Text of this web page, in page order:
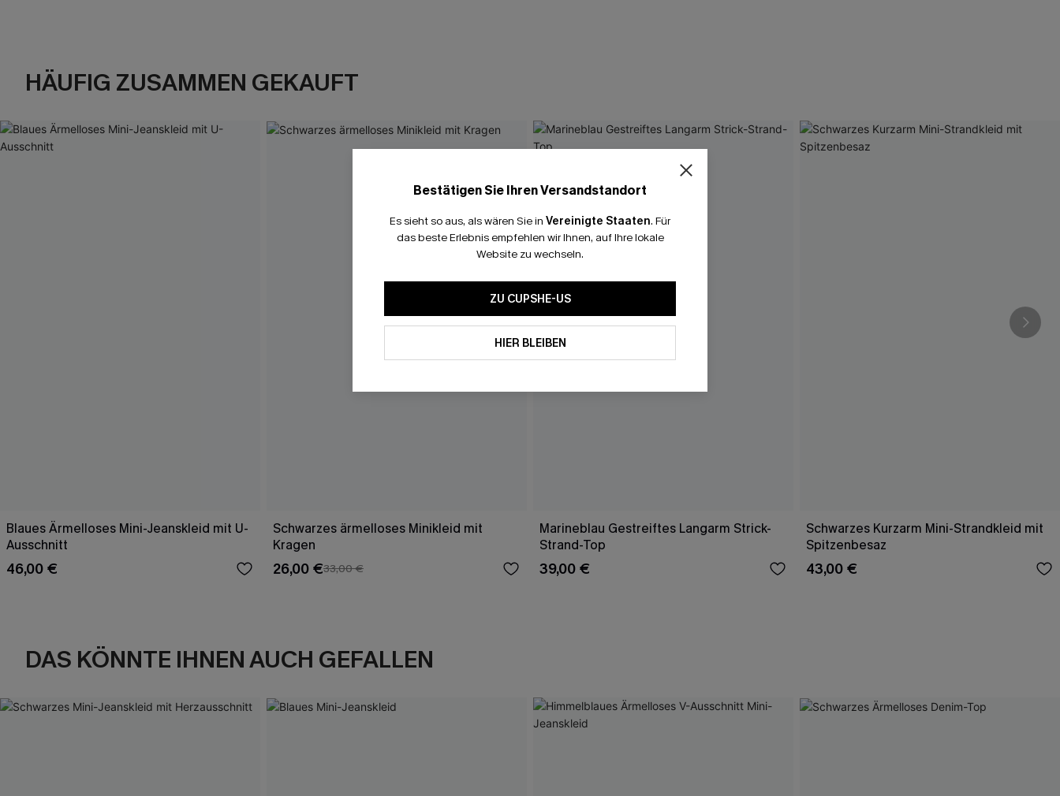
HÄUFIG ZUSAMMEN GEKAUFT
Blaues Ärmelloses Mini-Jeanskleid mit U-
Ausschnitt
46,00 €
Schwarzes ärmelloses Minikleid mit
Kragen
26,00 €33,00 €
Marineblau Gestreiftes Langarm Strick-
Strand-Top
39,00 €
Schwarzes Kurzarm Mini-Strandkleid mit
Spitzenbesaz
43,00 €
DAS KÖNNTE IHNEN AUCH GEFALLEN
Bestätigen Sie Ihren Versandstandort
Es sieht so aus, als wären Sie in Vereinigte Staaten. Für
das beste Erlebnis empfehlen wir Ihnen, auf Ihre lokale
Website zu wechseln.
ZU CUPSHE-US
HIER BLEIBEN